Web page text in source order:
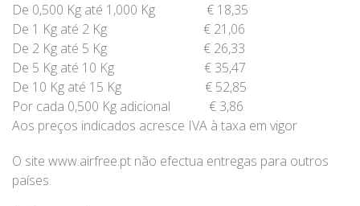
De 0,500 Kg até 1,000 Kg € 18,35
De 1 Kg até 2 Kg € 21,06
De 2 Kg até 5 Kg € 26,33
De 5 Kg até 10 Kg € 35,47
De 10 Kg até 15 Kg € 52,85
Por cada 0,500 Kg adicional € 3,86
Aos preços indicados acresce IVA à taxa em vigor
O site www.airfree.pt não efectua entregas para outros
países.